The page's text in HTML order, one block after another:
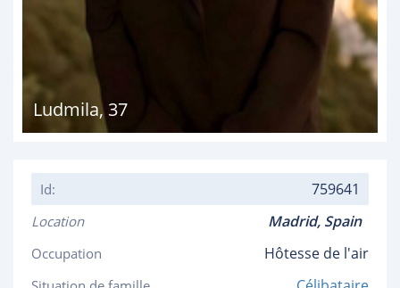
Ludmila,37
Id: 759641
Location Madrid, Spain
Occupation Hôtesse de l'air